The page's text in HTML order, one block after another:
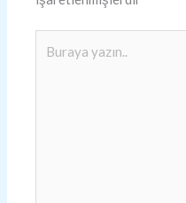
yazın..